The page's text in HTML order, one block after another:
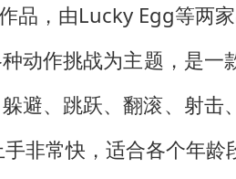
品，由Lucky Egg等两
动作挑战为主题，是
避、跳跃、翻滚、射
非常快，适合各个年